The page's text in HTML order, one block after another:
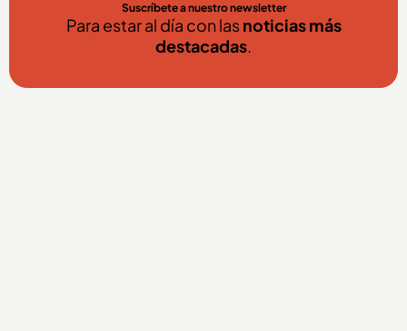
Suscríbete a nuestro newsletter
Para estar al día con lasnoticias más
destacadas.